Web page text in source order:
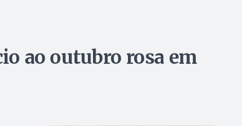
ao outubro rosa em